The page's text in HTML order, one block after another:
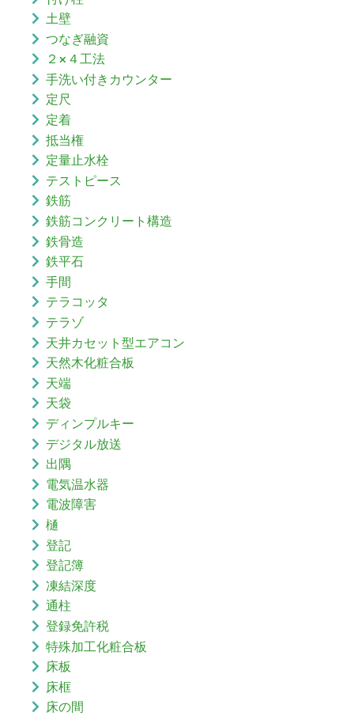
土壁
つなぎ融資
２×４工法
手洗い付きカウンター
定尺
定着
抵当権
定量止水栓
テストピース
鉄筋
鉄筋コンクリート構造
鉄骨造
鉄平石
手間
テラコッタ
テラゾ
天井カセット型エアコン
天然木化粧合板
天端
天袋
ディンプルキー
デジタル放送
出隅
電気温水器
電波障害
樋
登記
登記簿
凍結深度
通柱
登録免許税
特殊加工化粧合板
床板
床框
床の間